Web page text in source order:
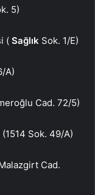
5)
( Sağlık Sok. 1/E)
A)
Cad. 72/5)
Sok. 49/A)
Cad.